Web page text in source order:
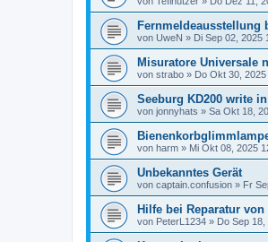
Fernmeldeausstellung
von UweN » Di Sep 02, 2025
Misuratore Universale
von strabo » Do Okt 30,
Seeburg KD200 write
von jonnyhats » Sa Okt 18,
von harm » Mi Okt 08, 2025
Unbekanntes Gerät
von captain.confusion » Fr
Hilfe bei Reparatur von
von PeterL1234 » Do Sep